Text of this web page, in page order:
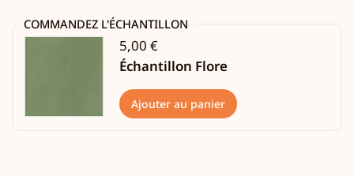
COMMANDEZ L'ÉCHANTILLON
5,00 €
Échantillon Flore
Ajouter au panier